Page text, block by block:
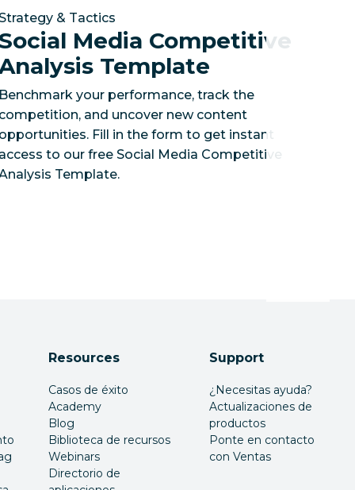
& Tactics
Media Competitive
Template
your performance, track the
and uncover new content
Fill in the form to get instant
to our free Social Media Competitive
Template.
Resources
Casos de éxito
Academy
Blog
Biblioteca de recursos
Webinars
Directorio de
Support
¿Necesitas ayuda?
Actualizaciones de
productos
Ponte en contacto
con Ventas